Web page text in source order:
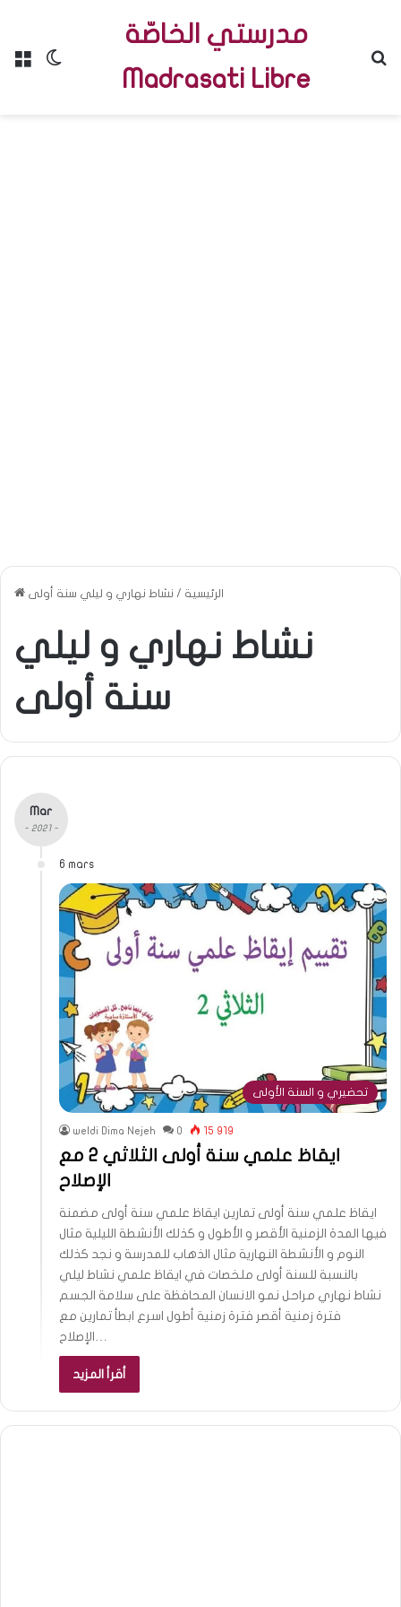
Menu
مدرستي الخاصّة
Madrasati Libre
الرئيسية / نشاط نهاري و ليلي سنة أولى
نشاط نهاري و ليلي
سنة أولى
Mar
- 2021 -
6 mars
تحضيري و السنة الأولى
weldi Dima Nejeh 0 15 919
ايقاظ علمي سنة أولى الثلاثي 2 مع
الإصلاح
ايقاظ علمي سنة أولى تمارين ايقاظ علمي سنة أولى مضمنة
فيها المدة الزمنية الأقصر و الأطول و كذلك الأنشطة الليلية مثال
النوم و الأنشطة النهارية مثال الذهاب للمدرسة و نجد كذلك
بالنسبة للسنة أولى ملخصات في ايقاظ علمي نشاط ليلي
نشاط نهاري مراحل نمو الانسان المحافظة على سلامة الجسم
فترة زمنية أقصر فترة زمنية أطول اسرع ابطأ تمارين مع
أقرأ المزيد